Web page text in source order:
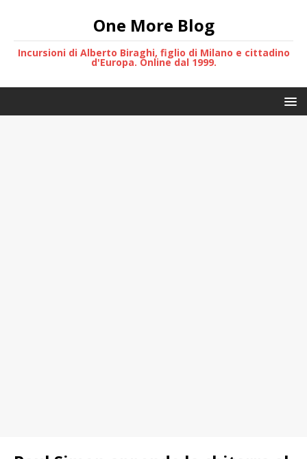
One More Blog
Incursioni di Alberto Biraghi, figlio di Milano e cittadino
d'Europa. Online dal 1999.